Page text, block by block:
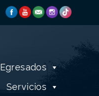
Egresados
Servicios